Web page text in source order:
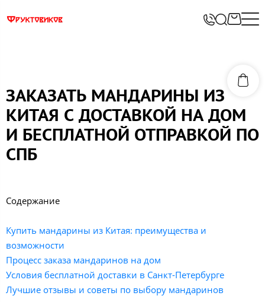
ЗАКАЗАТЬ МАНДАРИНЫ ИЗ
КИТАЯ С ДОСТАВКОЙ НА ДОМ
И БЕСПЛАТНОЙ ОТПРАВКОЙ ПО
СПБ
Содержание
Купить мандарины из Китая: преимущества и
возможности
Процесс заказа мандаринов на дом
Условия бесплатной доставки в Санкт-Петербурге
Лучшие отзывы и советы по выбору мандаринов